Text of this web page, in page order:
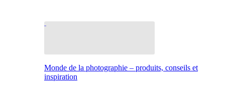
Monde de la photographie – produits, conseils et
inspiration